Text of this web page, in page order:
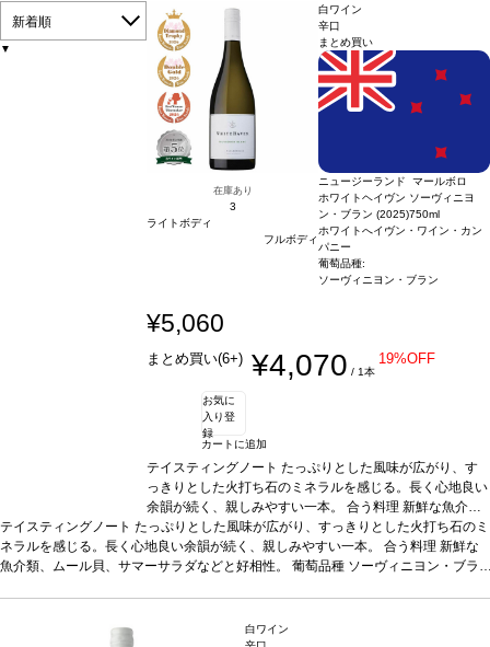
新着順
▼
在庫あり
3
ライトボディ
フルボディ
白ワイン
辛口
まとめ買い
ニュージーランド マールボロ
ホワイトヘイヴン ソーヴィニヨ
ン・ブラン (2025)750ml
ホワイトへイヴン・ワイン・カン
パニー
葡萄品種:
ソーヴィニヨン・ブラン
¥5,060
まとめ買い(6+) ¥4,070 / 1本
19%OFF
お気に
入り登
録
カートに追加
テイスティングノートたっぷりとした風味が広がり、す
っきりとした火打ち石のミネラルを感じる。長く心地良い
余韻が続く、親しみやすい一本。合う料理新鮮な魚介
類、ムール貝、サマーサラダなどと好相性。葡萄品種ソ
ーヴィニヨン・ブラン 100%認証SWNZサスティナブル
認証*本ヴィンテージが在庫切れの場合、在庫があり価格
テイスティングノート たっぷりとした風味が広がり、すっきりとした火打ち石のミ
ネラルを感じる。長く心地良い余韻が続く、親しみやすい一本。 合う料理 新鮮な
魚介類、ムール貝、サマーサラダなどと好相性。 葡萄品種 ソーヴィニヨン・ブラ
白ワイン